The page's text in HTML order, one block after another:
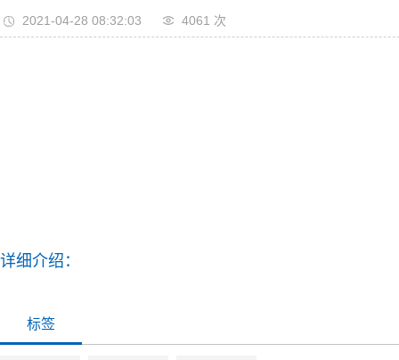
2021-04-28 08:32:03 4061 次
详细介绍：
标签